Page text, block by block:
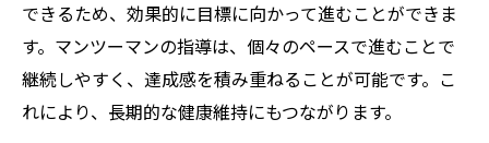
できるため、効果的に目標に向かって進むことができま
す。マンツーマンの指導は、個々のペースで進むことで
継続しやすく、達成感を積み重ねることが可能です。こ
れにより、長期的な健康維持にもつながります。